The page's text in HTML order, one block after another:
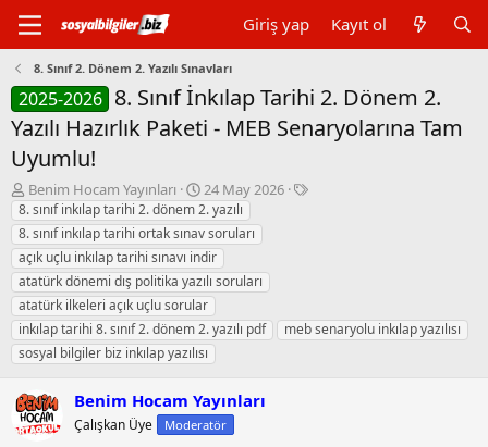
Giriş yap Kayıt ol
8. Sınıf 2. Dönem 2. Yazılı Sınavları
2025-2026 8. Sınıf İnkılap Tarihi 2. Dönem 2.
Yazılı Hazırlık Paketi - MEB Senaryolarına Tam
Uyumlu!
K
o
n
b
u
y
u
b
a
ş
a
t
Benim Hocam Yayınları
B
a
ş
l
a
n
g
ı
ç
t
r
i
24 May 2026
E
e
r
8. sınıf inkılap tarihi 2. dönem 2. yazılı
8. sınıf inkılap tarihi ortak sınav soruları
açık uçlu inkılap tarihi sınavı indir
atatürk dönemi dış politika yazılı soruları
atatürk ilkeleri açık uçlu sorular
inkılap tarihi 8. sınıf 2. dönem 2. yazılı pdf
meb senaryolu inkılap yazılısı
sosyal bilgiler biz inkılap yazılısı
Benim Hocam Yayınları
Çalışkan Üye Moderatör